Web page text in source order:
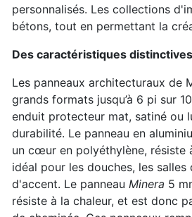
personnalisés. Les collections
bétons, tout en permettant la
Des caractéristiques distinctives
Les panneaux architecturaux de
grands formats jusqu’à 6 pi sur
enduit protecteur mat, satiné ou
durabilité. Le panneau en
un cœur en polyéthylène, résiste
idéal pour les douches, les
d'accent. Le panneau Minera 5
résiste à la chaleur, et est donc